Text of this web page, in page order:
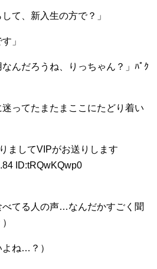
て、新入生の方で？」
」
んだろうね、りっちゃん？」ﾊﾟｸ
ってたまたまここにたどり着い
ましてVIPがお送りします
ID:tRQwKQwp0
てる人の声…なんだかすごく聞
ね…？）